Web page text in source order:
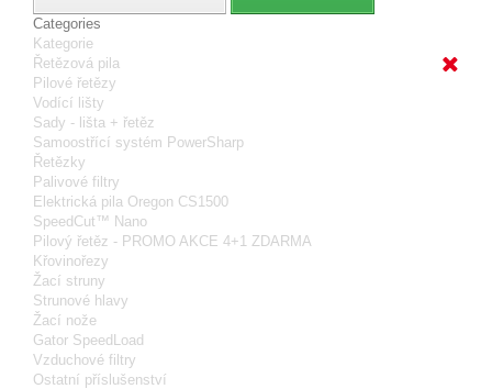
Categories
Kategorie
Řetězová pila
Pilové řetězy
Vodící lišty
Sady - lišta + řetěz
Samoostřící systém PowerSharp
Řetězky
Palivové filtry
Elektrická pila Oregon CS1500
SpeedCut™ Nano
Pilový řetěz - PROMO AKCE 4+1 ZDARMA
Křovinořezy
Žací struny
Strunové hlavy
Žací nože
Gator SpeedLoad
Vzduchové filtry
Ostatní příslušenství